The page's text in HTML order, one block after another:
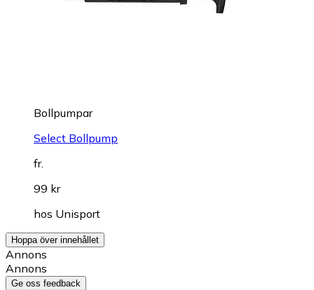
Bollpumpar
Select Bollpump
fr.
99 kr
hos Unisport
Hoppa över innehållet
Annons
Annons
Ge oss feedback